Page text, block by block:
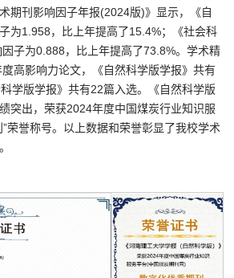
期刊影响因子年报(2024版)》显示，《自
为1.958，比上年提高了15.4%；《社会科
子为0.888，比上年提高了73.8%。学术精
高影响力论文，《自然科学版学报》共有
学版学报》共有22篇入选。《自然科学版
突出，荣获2024年度中国煤炭行业知识服
荣誉称号。以上数据和荣誉彰显了我校学术